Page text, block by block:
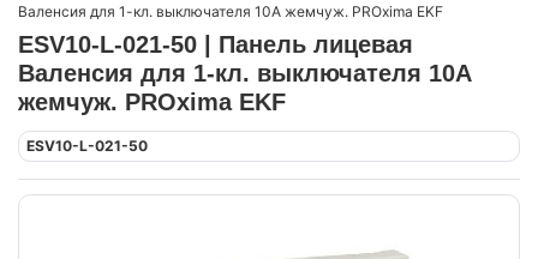
Валенсия для 1-кл. выключателя 10А жемчуж. PROxima EKF
ESV10-L-021-50 | Панель лицевая
Валенсия для 1-кл. выключателя 10А
жемчуж. PROxima EKF
ESV10-L-021-50